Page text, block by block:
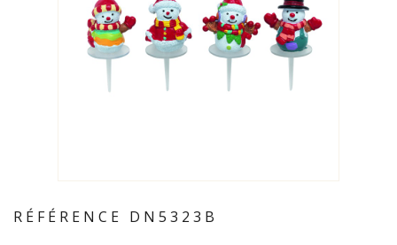
RÉFÉRENCE DN5323B